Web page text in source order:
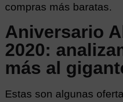
compras más baratas.
Aniversario
2020:
más al
Estas son algunas